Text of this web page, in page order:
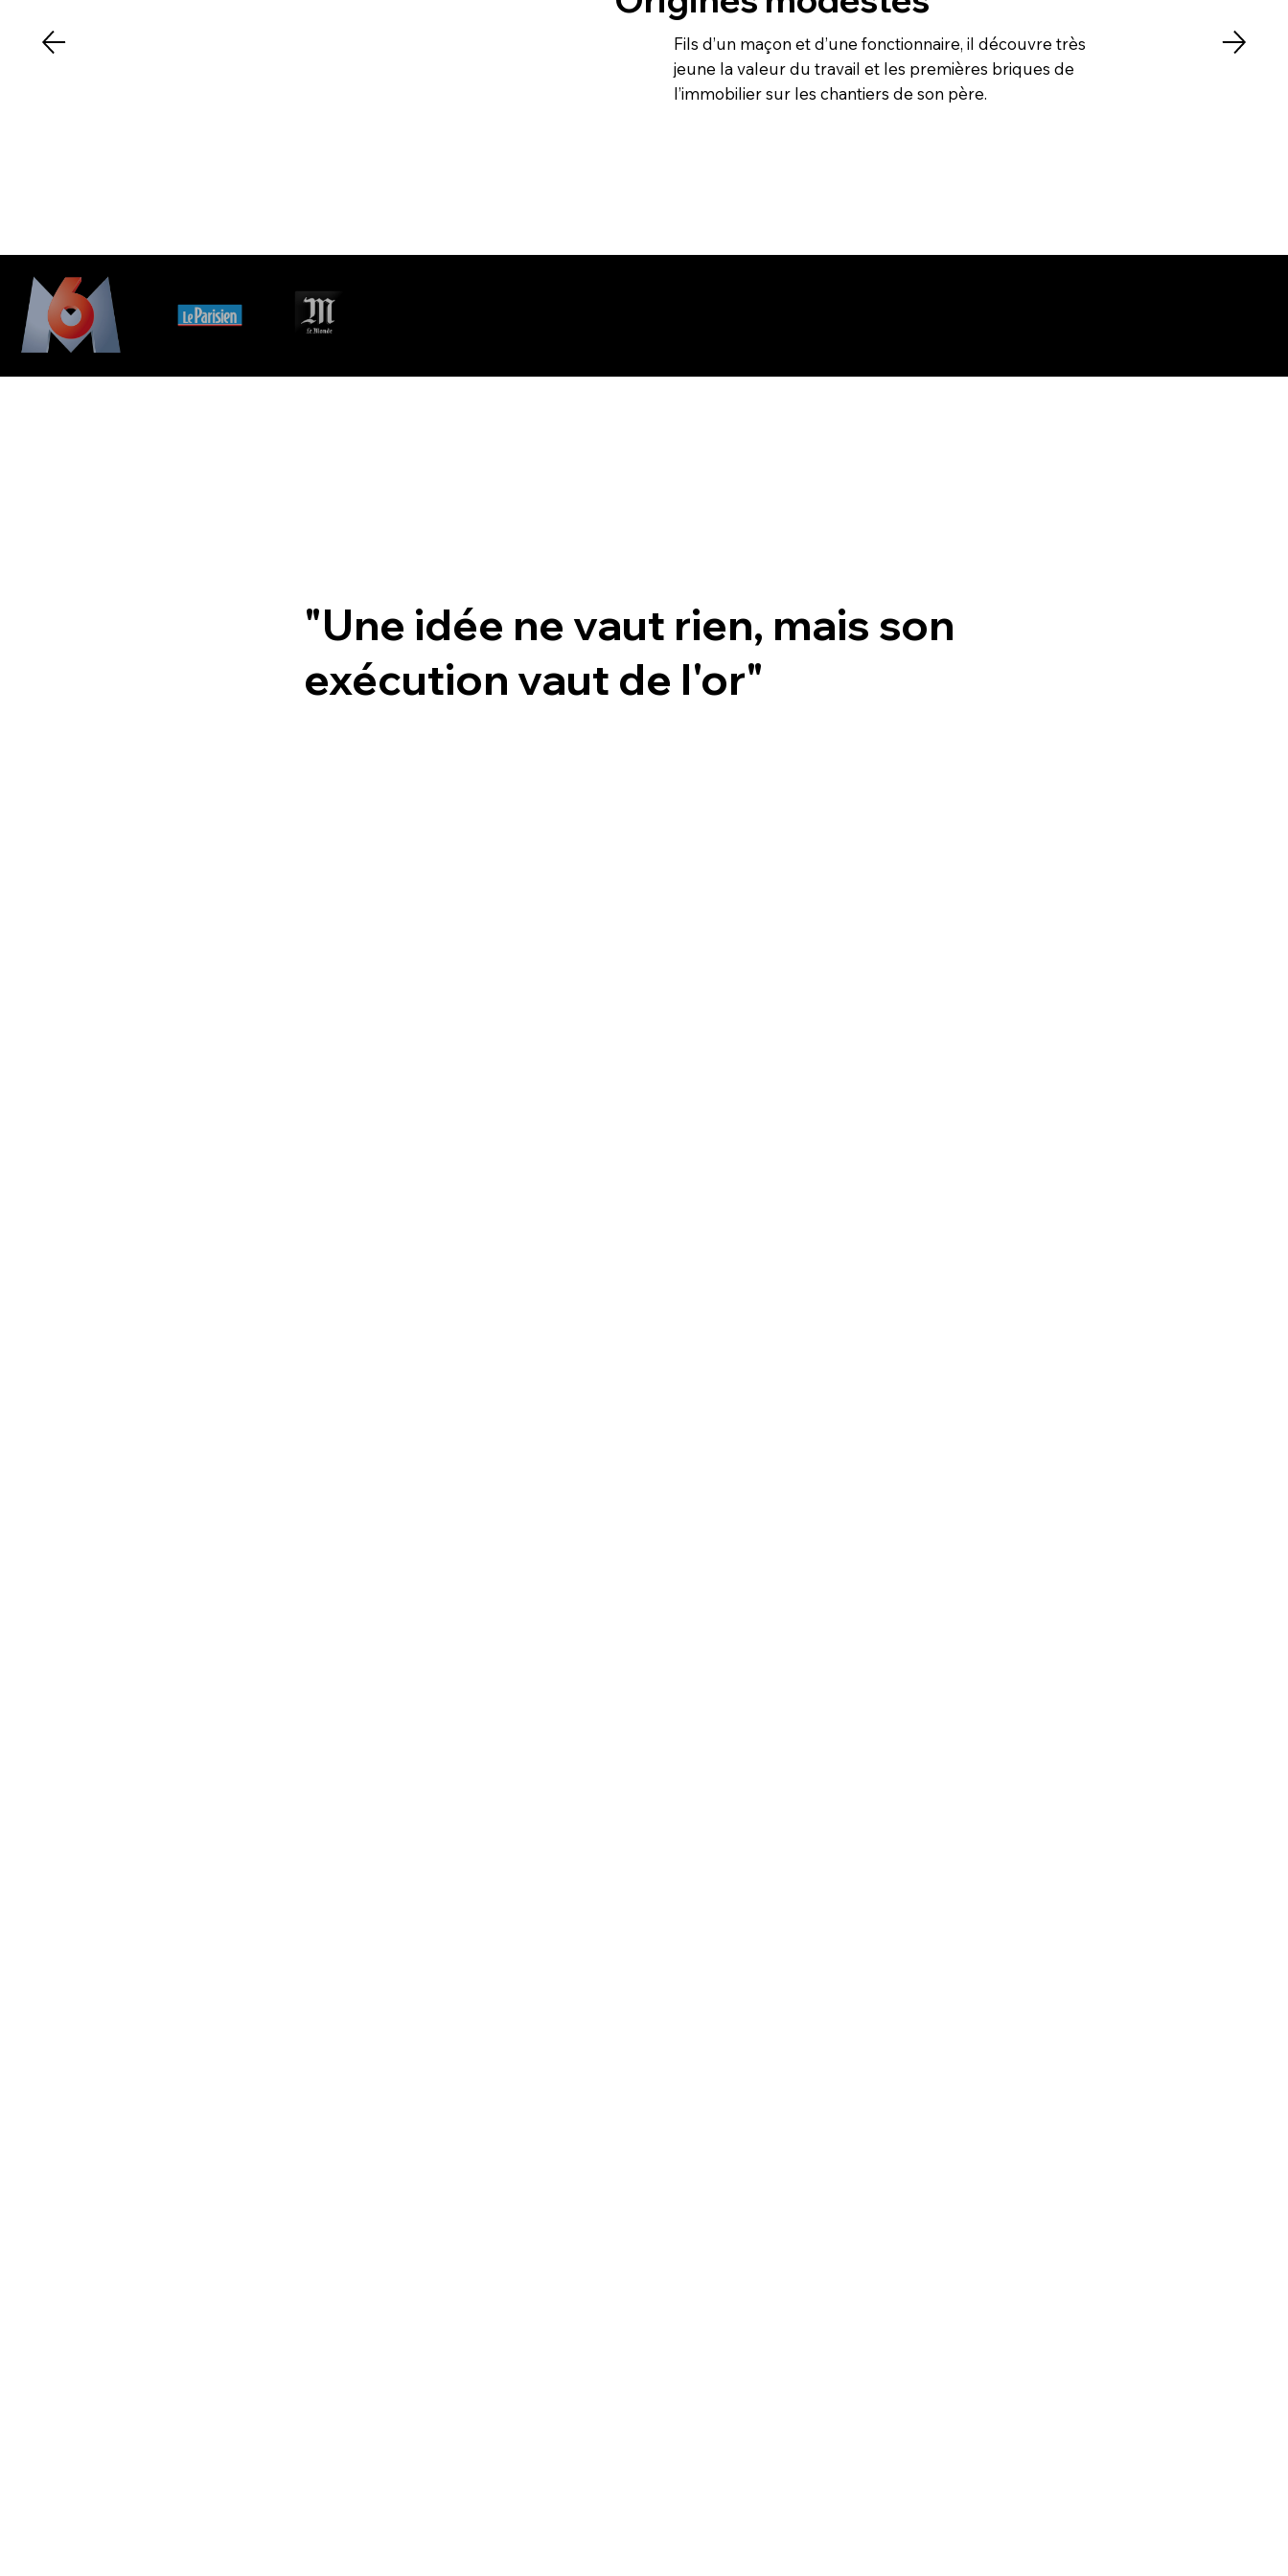
Fils d’un maçon et d’une fonctionnaire, il découvre très
jeune la valeur du travail et les premières briques de
l’immobilier sur les chantiers de son père.
"Une idée ne vaut rien, mais son
exécution vaut de l'or"